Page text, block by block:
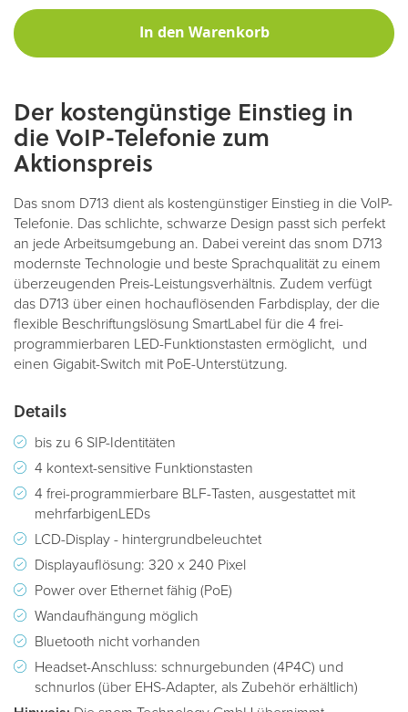
In den Warenkorb
Der kostengünstige Einstieg in
die VoIP-Telefonie zum
Aktionspreis
Das snom D713 dient als kostengünstiger Einstieg in die VoIP-
Telefonie. Das schlichte, schwarze Design passt sich perfekt
an jede Arbeitsumgebung an. Dabei vereint das snom D713
modernste Technologie und beste Sprachqualität zu einem
überzeugenden Preis-Leistungsverhältnis. Zudem verfügt
das D713 über einen hochauflösenden Farbdisplay, der die
flexible Beschriftungslösung SmartLabel für die 4 frei-
programmierbaren LED-Funktionstasten ermöglicht, und
einen Gigabit-Switch mit PoE-Unterstützung.
Details
bis zu 6 SIP-Identitäten
4 kontext-sensitive Funktionstasten
4 frei-programmierbare BLF-Tasten, ausgestattet mit
mehrfarbigenLEDs
LCD-Display - hintergrundbeleuchtet
Displayauflösung: 320 x 240 Pixel
Power over Ethernet fähig (PoE)
Wandaufhängung möglich
Bluetooth nicht vorhanden
Headset-Anschluss: schnurgebunden (4P4C) und
schnurlos (über EHS-Adapter, als Zubehör erhältlich)